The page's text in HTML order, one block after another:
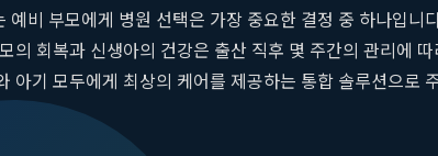
예비 부모에게 병원 선택은 가장 중요한 결정 중 하나입
의 회복과 신생아의 건강은 출산 직후 몇 주간의 관리에
아기 모두에게 최상의 케어를 제공하는 통합 솔루션으
할 수 없는 심리적 안정감과 신체적 편안함을 선사합니다.
되었는지 심층적으로 분석하고, 그 특별한 가치를 조명하고